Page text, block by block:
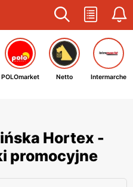
POLOmarket Netto Intermarche
Hortex -
promocyjne